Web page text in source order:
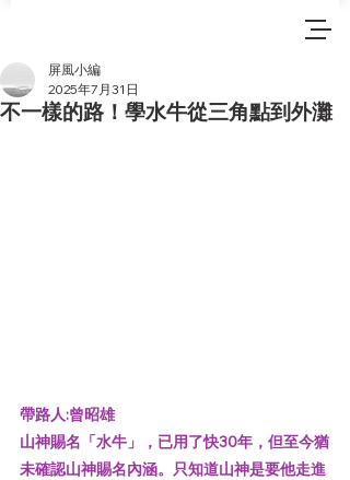
不一樣的路！學水牛從三角點到外灘
屏風小編
2025年7月31日
帶路人:曾昭雄
山神賜名「水牛」，已用了快30年，但至今猶
未確認山神賜名內涵。只知道山神是要他走進